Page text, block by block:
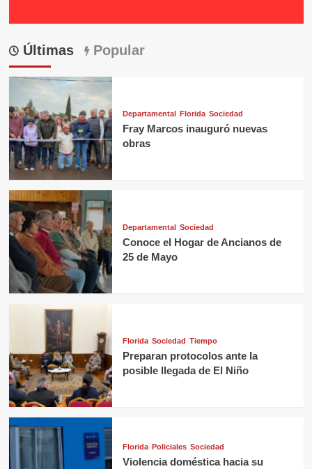
Últimas Popular
Departamental Florida Sociedad
Fray Marcos inauguró nuevas
obras
Departamental Sociedad
Conoce el Hogar de Ancianos de
25 de Mayo
Florida Sociedad Tiempo
Preparan protocolos ante la
posible llegada de El Niño
Florida Policiales Sociedad
Violencia doméstica hacia su